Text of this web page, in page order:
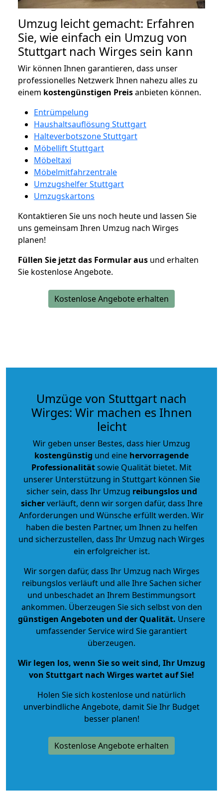
Umzug leicht gemacht: Erfahren
Sie, wie einfach ein Umzug von
Stuttgart nach Wirges sein kann
Wir können Ihnen garantieren, dass unser
professionelles Netzwerk Ihnen nahezu alles zu
einem kostengünstigen Preisanbieten können.
Entrümpelung
Haushaltsauflösung Stuttgart
Halteverbotszone Stuttgart
Möbellift Stuttgart
Möbeltaxi
Möbelmitfahrzentrale
Umzugshelfer Stuttgart
Umzugskartons
Kontaktieren Sie uns noch heute und lassen Sie
uns gemeinsam Ihren Umzug nach Wirges
planen!
Füllen Sie jetzt das Formular aus und erhalten
Sie kostenlose Angebote.
Kostenlose Angebote erhalten
Umzüge von Stuttgart nach
Wirges: Wir machen es Ihnen
leicht
Wir geben unser Bestes, dass hier Umzug
kostengünstig und eine hervorragende
Professionalitätsowie Qualität bietet. Mit
unserer Unterstützung in Stuttgart können Sie
sicher sein, dass Ihr Umzug reibungslos und
sicherverläuft, denn wir sorgen dafür, dass Ihre
Anforderungen und Wünsche erfüllt werden. Wir
haben die besten Partner, um Ihnen zu helfen
und sicherzustellen, dass Ihr Umzug nach Wirges
ein erfolgreicher ist.
Wir sorgen dafür, dass Ihr Umzug nach Wirges
reibungslos verläuft und alle Ihre Sachen sicher
und unbeschadet an Ihrem Bestimmungsort
ankommen. Überzeugen Sie sich selbst von den
günstigen Angeboten und der Qualität. Unsere
umfassender Service wird Sie garantiert
überzeugen.
Wir legen los, wenn Sie so weit sind, Ihr Umzug
von Stuttgart nach Wirges wartet auf Sie!
Holen Sie sich kostenlose und natürlich
unverbindliche Angebote, damit Sie Ihr Budget
besser planen!
Kostenlose Angebote erhalten